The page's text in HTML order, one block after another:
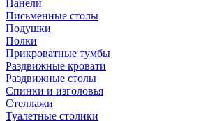
Панели
Письменные столы
Подушки
Полки
Прикроватные тумбы
Раздвижные кровати
Раздвижные столы
Спинки и изголовья
Стеллажи
Туалетные столики